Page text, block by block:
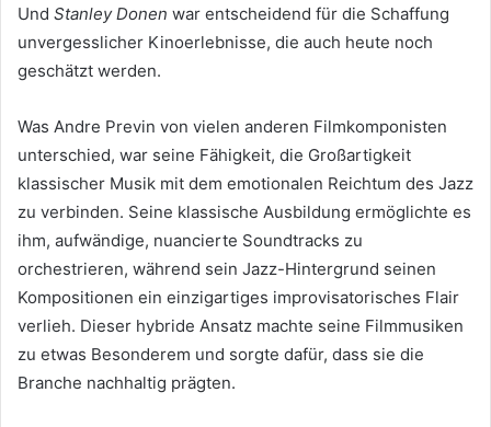
Und Stanley Donen war entscheidend für die Schaffung
unvergesslicher Kinoerlebnisse, die auch heute noch
geschätzt werden.
Was Andre Previn von vielen anderen Filmkomponisten
unterschied, war seine Fähigkeit, die Großartigkeit
klassischer Musik mit dem emotionalen Reichtum des Jazz
zu verbinden. Seine klassische Ausbildung ermöglichte es
ihm, aufwändige, nuancierte Soundtracks zu
orchestrieren, während sein Jazz-Hintergrund seinen
Kompositionen ein einzigartiges improvisatorisches Flair
verlieh. Dieser hybride Ansatz machte seine Filmmusiken
zu etwas Besonderem und sorgte dafür, dass sie die
Branche nachhaltig prägten.